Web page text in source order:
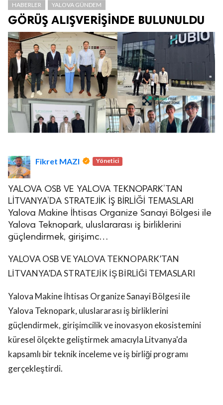
HABERLER YALOVA GÜNDEM
GÖRÜŞ ALIŞVERİŞİNDE BULUNULDU
Fikret MAZI Yönetici
YALOVA OSB VE YALOVA TEKNOPARK’TAN
LİTVANYA’DA STRATEJİK İŞ BİRLİĞİ TEMASLARI
Yalova Makine İhtisas Organize Sanayi Bölgesi ile
Yalova Teknopark, uluslararası iş birliklerini
güçlendirmek, girişimc…
YALOVA OSB VE YALOVA TEKNOPARK’TAN
LİTVANYA’DA STRATEJİK İŞ BİRLİĞİ TEMASLARI
Yalova Makine İhtisas Organize Sanayi Bölgesi ile
Yalova Teknopark, uluslararası iş birliklerini
güçlendirmek, girişimcilik ve inovasyon ekosistemini
küresel ölçekte geliştirmek amacıyla Litvanya'da
kapsamlı bir teknik inceleme ve iş birliği programı
gerçekleştirdi.